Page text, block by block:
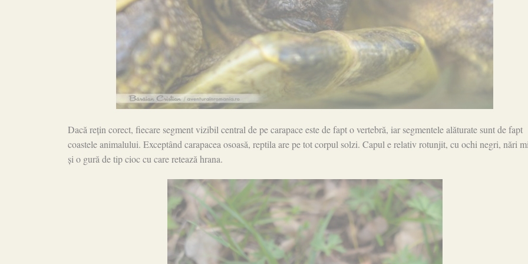
Dacă rețin corect, fiecare segment vizibil central de pe carapace este de fapt o vertebră, iar segmentele alăturate sunt de fapt
coastele animalului. Exceptând carapacea osoasă, reptila are pe tot corpul solzi. Capul e relativ rotunjit, cu ochi negri, nări
și o gură de tip cioc cu care retează hrana.